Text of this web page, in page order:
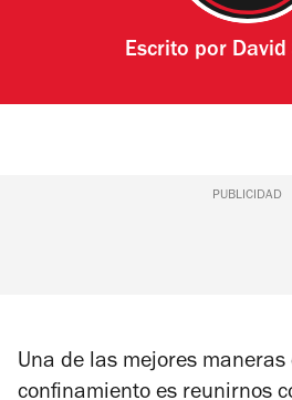
Escrito por David
PUBLICIDAD
Una de las mejores
confinamiento es reunirnos